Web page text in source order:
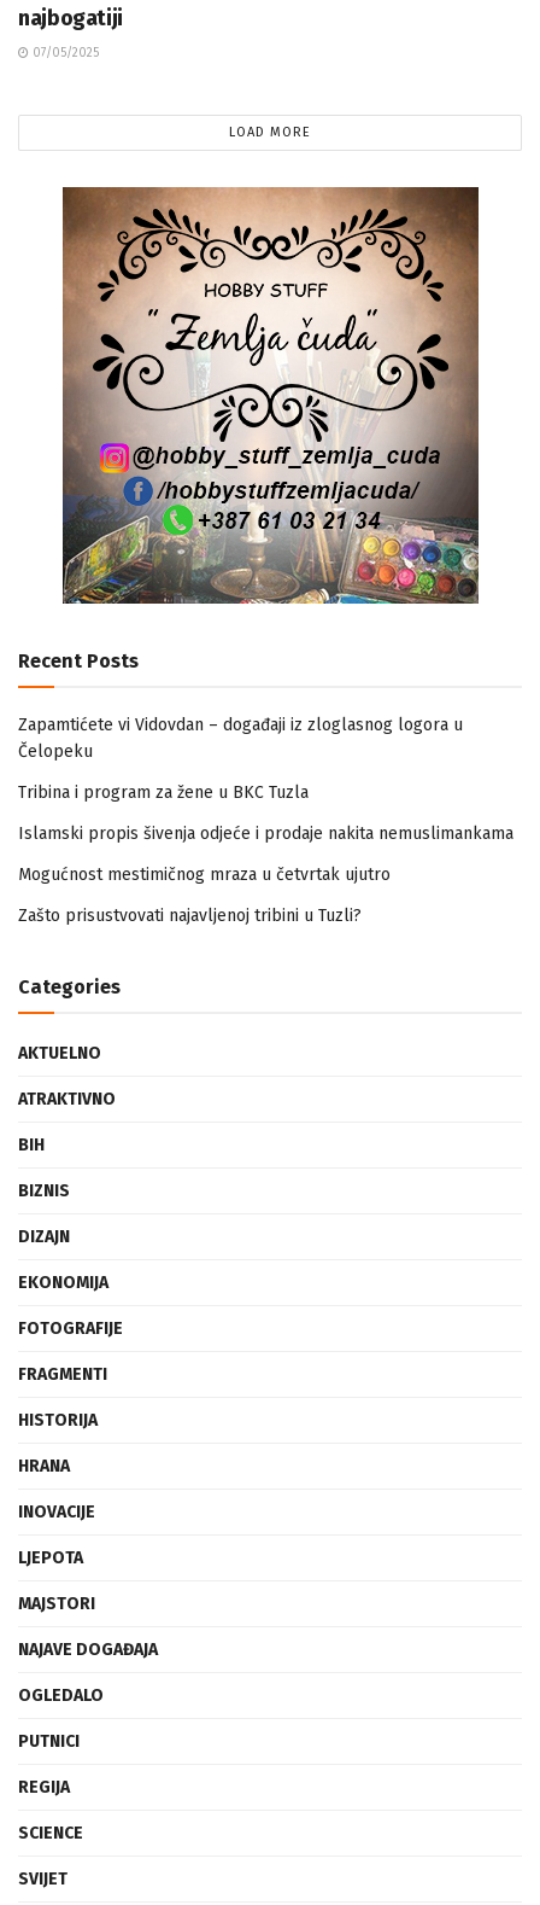
najbogatiji
07/05/2025
LOAD MORE
Recent Posts
Zapamtićete vi Vidovdan – događaji iz zloglasnog logora u
Čelopeku
Tribina i program za žene u BKC Tuzla
Islamski propis šivenja odjeće i prodaje nakita nemuslimankama
Mogućnost mestimičnog mraza u četvrtak ujutro
Zašto prisustvovati najavljenoj tribini u Tuzli?
Categories
AKTUELNO
ATRAKTIVNO
BIH
BIZNIS
DIZAJN
EKONOMIJA
FOTOGRAFIJE
FRAGMENTI
HISTORIJA
HRANA
INOVACIJE
LJEPOTA
MAJSTORI
NAJAVE DOGAĐAJA
OGLEDALO
PUTNICI
REGIJA
SCIENCE
SVIJET